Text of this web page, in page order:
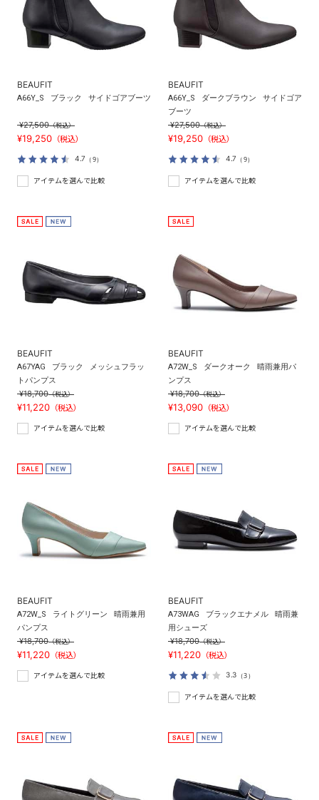
BEAUFIT
A66Y_S ブラック サイドゴアブーツ
¥27,500（税込）
¥19,250 （税込）
4.7 （9）
アイテムを選んで比較
BEAUFIT
A66Y_S ダークブラウン
サイドゴア
ブーツ
¥27,500（税込）
¥19,250 （税込）
4.7 （9）
アイテムを選んで比較
BEAUFIT
A67YAG ブラック
メッシュフラッ
トパンプス
¥18,700（税込）
¥11,220 （税込）
アイテムを選んで比較
BEAUFIT
A72W_S ダークオーク
晴雨兼用パ
ンプス
¥18,700（税込）
¥13,090 （税込）
アイテムを選んで比較
BEAUFIT
A72W_S ライトグリーン
晴雨兼用
パンプス
¥18,700（税込）
¥11,220 （税込）
アイテムを選んで比較
BEAUFIT
A73WAG ブラックエナメル
晴雨兼
用シューズ
¥18,700（税込）
¥11,220 （税込）
3.3 （3）
アイテムを選んで比較